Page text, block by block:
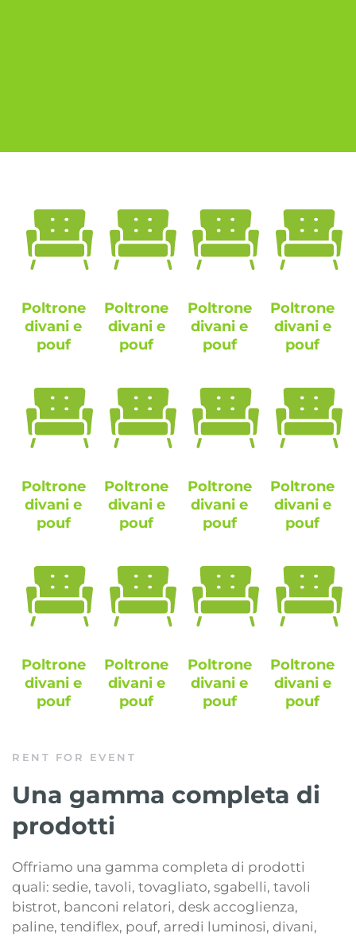
Poltrone
divani e
pouf
Poltrone
divani e
pouf
Poltrone
divani e
pouf
Poltrone
divani e
pouf
Poltrone
divani e
pouf
Poltrone
divani e
pouf
Poltrone
divani e
pouf
Poltrone
divani e
pouf
Poltrone
divani e
pouf
Poltrone
divani e
pouf
Poltrone
divani e
pouf
Poltrone
divani e
pouf
RENT FOR EVENT
Una gamma completa di
prodotti
Offriamo una gamma completa di prodotti
quali: sedie, tavoli, tovagliato, sgabelli, tavoli
bistrot, banconi relatori, desk accoglienza,
paline, tendiflex, pouf, arredi luminosi, divani,